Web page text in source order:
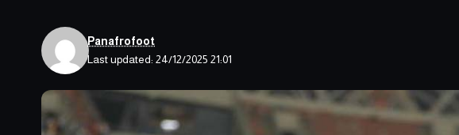
Last updated: 24/12/2025 21:01
Panafrofoot